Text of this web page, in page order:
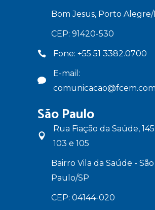
Bom Jesus, Porto Alegre/
CEP: 91420-530
Fone: +55 51 3382.0700
E-mail:
São Paulo
Rua Fiação da Saúde,
103 e 105
Bairro Vila da Saúde - São
Paulo/SP
CEP: 04144-020